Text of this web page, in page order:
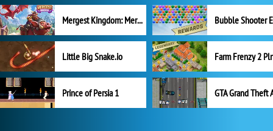
Mergest Kingdom: Merge Puzzle
Little Big Snake.io
Prince of Persia 1 GTA Grand Theft